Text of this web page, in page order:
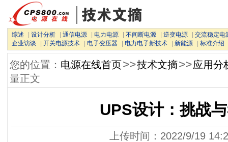
综述 设计分析 通信电源 电力电源 不间断电源 逆变电源
交流稳定电
企业访谈
开关电源技术 电子变压器 电力电子新技术 新能源 标准介绍
您的位置： 电源在线首页>>技术文摘>>应用分
量正文
UPS设计：挑战
上传时间：2022/9/19